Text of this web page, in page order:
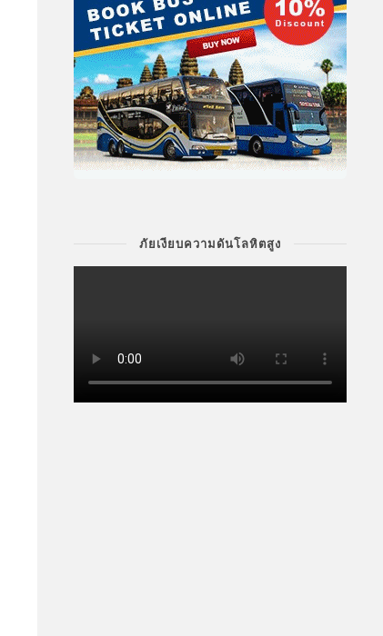
ภัยเงียบความดันโลหิตสูง